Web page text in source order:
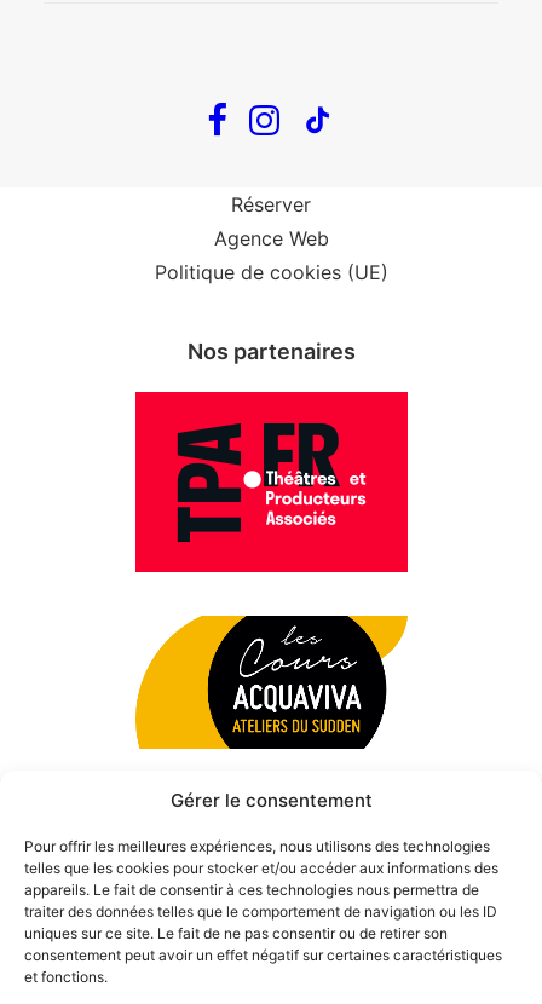
Gérer le consentement
Pour offrir les meilleures expériences, nous utilisons des technologies
telles que les cookies pour stocker et/ou accéder aux informations des
appareils. Le fait de consentir à ces technologies nous permettra de
traiter des données telles que le comportement de navigation ou les ID
uniques sur ce site. Le fait de ne pas consentir ou de retirer son
consentement peut avoir un effet négatif sur certaines caractéristiques
et fonctions.
Venir au Théâtre
Réserver
Agence Web
Politique de cookies (UE)
Nos partenaires